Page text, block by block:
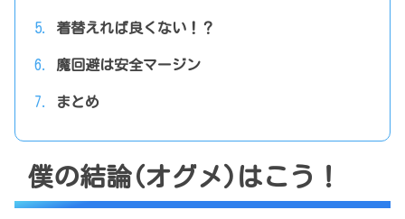
着替えれば良くない！？
魔回避は安全マージン
まとめ
僕の結論(オグメ)はこう！